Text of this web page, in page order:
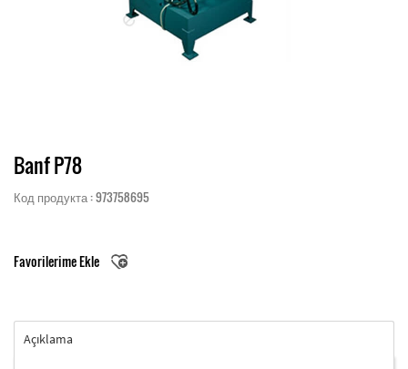
Banf P78
Код продукта : 973758695
Favorilerime Ekle
Açıklama